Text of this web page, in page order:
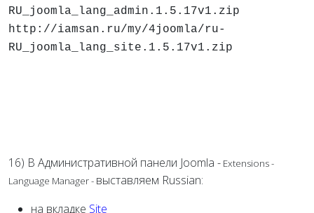
RU_joomla_lang_admin.1.5.17v1.zip
http://iamsan.ru/my/4joomla/ru-
RU_joomla_lang_site.1.5.17v1.zip
16) В Административной панели Joomla - Extensions -
Language Manager - выставляем Russian:
на вкладке Site